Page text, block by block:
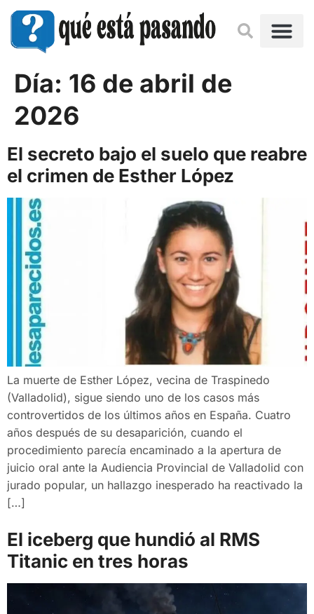
Día: 16 de abril de
2026
El secreto bajo el suelo que reabre
el crimen de Esther López
La muerte de Esther López, vecina de Traspinedo
(Valladolid), sigue siendo uno de los casos más
controvertidos de los últimos años en España. Cuatro
años después de su desaparición, cuando el
procedimiento parecía encaminado a la apertura de
juicio oral ante la Audiencia Provincial de Valladolid con
jurado popular, un hallazgo inesperado ha reactivado la
[…]
El iceberg que hundió al RMS
Titanic en tres horas